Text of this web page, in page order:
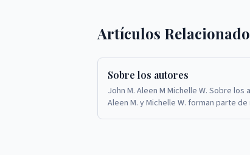
Artículos
Sobre los autores
John M. Aleen M Michelle W. Sobre los
Aleen M. y Michelle W. forman parte